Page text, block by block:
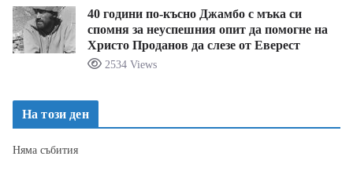
40 години по-късно Джамбо с мъка си
спомня за неуспешния опит да помогне на
Христо Проданов да слезе от Еверест
2534 Views
На този ден
Няма събития